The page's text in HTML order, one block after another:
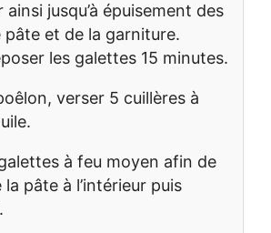
jusqu’à épuisement des
pâte et de la garniture.
les galettes 15 minutes.
verser 5 cuillères à
à feu moyen afin de
la pâte à l’intérieur puis